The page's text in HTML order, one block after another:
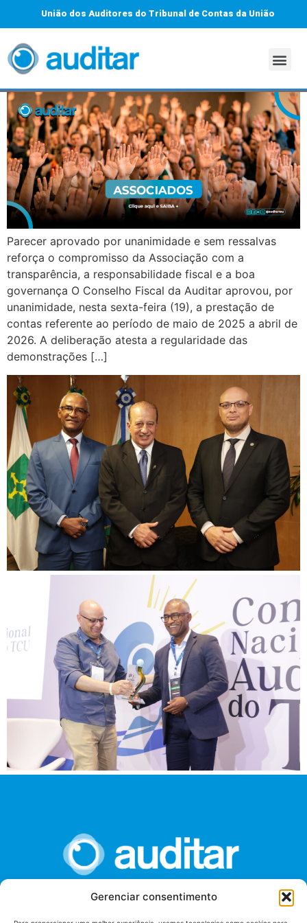
Gerenciar consentimento
União dos Auditores do Tribunal de Contas da União
Parecer aprovado por unanimidade e sem ressalvas
reforça o compromisso da Associação com a
transparência, a responsabilidade fiscal e a boa
governança O Conselho Fiscal da Auditar aprovou, por
unanimidade, nesta sexta-feira (19), a prestação de
contas referente ao período de maio de 2025 a abril de
2026. A deliberação atesta a regularidade das
demonstrações […]
União dos Auditores Federais de Controle Externo -